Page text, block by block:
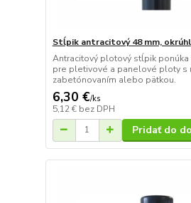
Stĺpik antracitový 48 mm,
Antracitový plotový stĺpik
pre pletivové a panelové ploty s
zabetónovaním alebo pätkou.
6,30 €/ks
5,12 € bez DPH
Pridať do